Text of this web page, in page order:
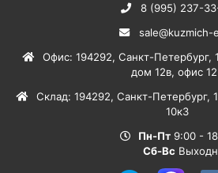
8 (995) 237-
sale@kuzmich-
Офис: 194292, Санкт-Петербург,
дом 12в, офис
Склад: 194292, Санкт-Петербург,
10к3
Пн-Пт 9:00 -
Сб-Вс